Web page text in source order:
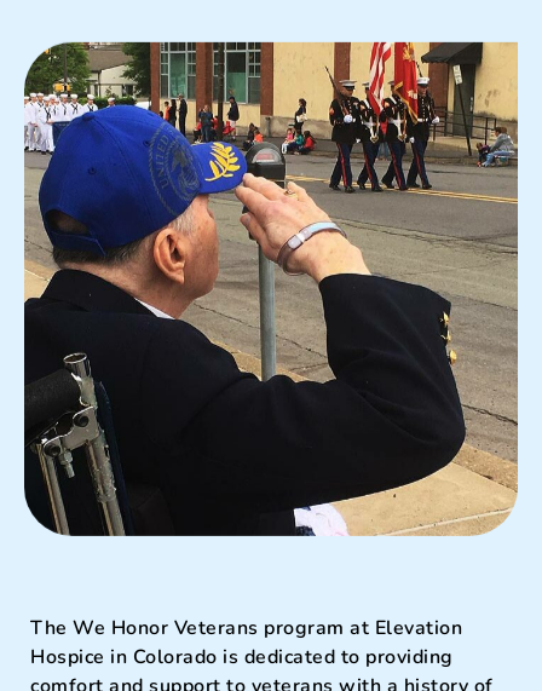
The We Honor Veterans program at Elevation
Hospice in Colorado is dedicated to providing